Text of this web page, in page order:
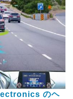
のヘ